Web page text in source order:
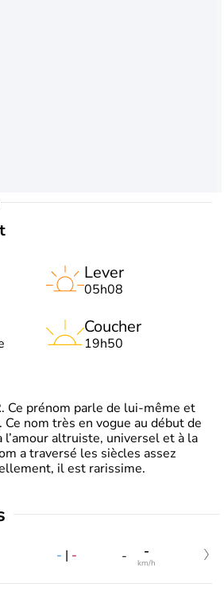
Lever
05h08
Coucher
19h50
Ce prénom parle de lui-même et
nom très en vogue au début de
altruiste, universel et à la
a traversé les siècles assez
il est rarissime.
- | - - -
km/h